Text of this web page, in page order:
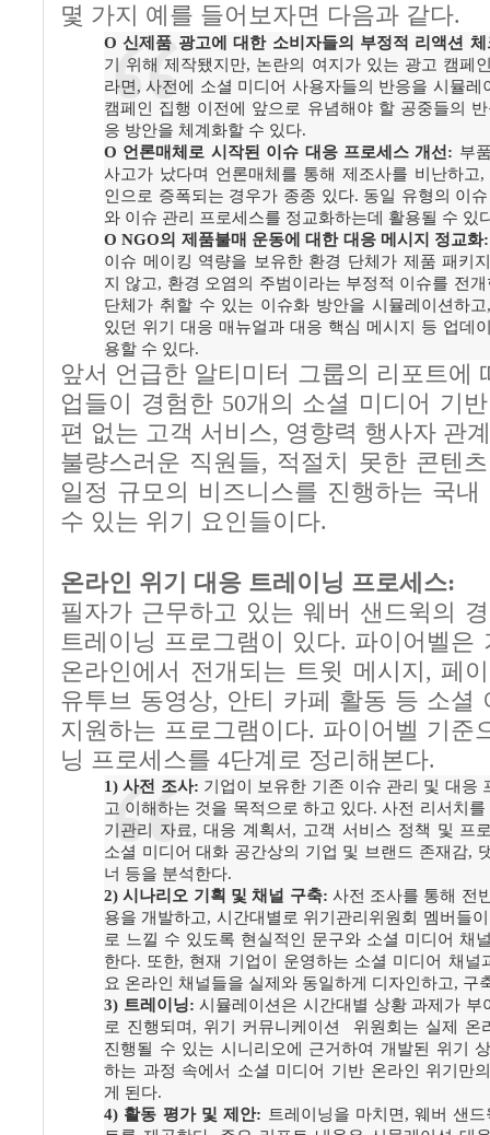
몇 가지 예를 들어보자면 다음과 같다.
O 신제품 광고에 대한 소비자들의 부정적 리액션
기 위해 제작됐지만, 논란의 여지가 있는 광고 캠페
라면, 사전에 소셜 미디어 사용자들의 반응을 시뮬레
캠페인 집행 이전에 앞으로 유념해야 할 공중들의
응 방안을 체계화할 수 있다.
O 언론매체로 시작된 이슈 대응 프로세스 개선: 부
사고가 났다며 언론매체를 통해 제조사를 비난하고
인으로 증폭되는 경우가 종종 있다. 동일 유형의 이
와 이슈 관리 프로세스를 정교화하는데 활용될 수 있
O NGO의 제품불매 운동에 대한 대응 메시지 정교화:
이슈 메이킹 역량을 보유한 환경 단체가 제품 패키
지 않고, 환경 오염의 주범이라는 부정적 이슈를 전
단체가 취할 수 있는 이슈화 방안을 시뮬레이션하
있던 위기 대응 매뉴얼과 대응 핵심 메시지 등 업데
용할 수 있다.
앞서 언급한 알티미터 그룹의 리포트에
업들이 경험한 50개의 소셜 미디어 기
편 없는 고객 서비스, 영향력 행사자 관
불량스러운 직원들, 적절치 못한 콘텐
일정 규모의 비즈니스를 진행하는 국
수 있는 위기 요인들이다.
온라인 위기 대응 트레이닝 프로세스:
필자가 근무하고 있는 웨버 샌드윅의
트레이닝 프로그램이 있다. 파이어벨은
온라인에서 전개되는 트윗 메시지, 페
유투브 동영상, 안티 카페 활동 등 소셜
지원하는 프로그램이다. 파이어벨 기준
닝 프로세스를 4단계로 정리해본다.
1) 사전 조사: 기업이 보유한 기존 이슈 관리 및 대응
고 이해하는 것을 목적으로 하고 있다. 사전 리서치
기관리 자료, 대응 계획서, 고객 서비스 정책 및 프
소셜 미디어 대화 공간상의 기업 및 브랜드 존재감,
너 등을 분석한다.
2) 시나리오 기획 및 채널 구축: 사전 조사를 통해 전
용을 개발하고, 시간대별로 위기관리위원회 멤버들
로 느낄 수 있도록 현실적인 문구와 소셜 미디어 채
한다. 또한, 현재 기업이 운영하는 소셜 미디어 채널
요 온라인 채널들을 실제와 동일하게 디자인하고, 구
3) 트레이닝:시뮬레이션은 시간대별 상황 과제가 부
로 진행되며, 위기 커뮤니케이션 위원회는 실제 온
진행될 수 있는 시니리오에 근거하여 개발된 위기
하는 과정 속에서 소셜 미디어 기반 온라인 위기만
게 된다.
4) 활동 평가 및 제안: 트레이닝을 마치면, 웨버 샌